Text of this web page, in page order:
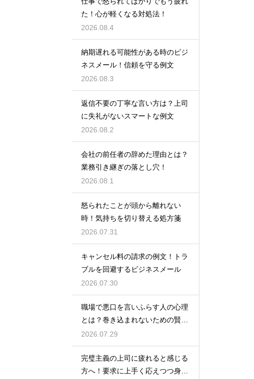
た！心が軽くなる対処法！
2026.08.4
納期遅れる可能性がある時のビジ
ネスメール！信頼を守る例文
2026.08.3
返信不要の丁寧な言い方は？上司
に失礼がないスマートな例文
2026.08.2
会社の前任者の辞めた理由とは？
業務引き継ぎの落とし穴！
2026.08.1
怒られたことが頭から離れない
時！気持ちを切り替える処方箋
2026.07.31
キャンセル料の請求の例文！トラ
ブルを回避するビジネスメール
2026.07.30
職場で悪口を言いふらす人の心理
とは？巻き込まれないための賢い
対処法
2026.07.29
完璧主義の上司に疲れると感じる
方へ！要求に上手く応えつつ身を